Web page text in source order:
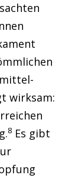
wirksam:
8 Es gibt